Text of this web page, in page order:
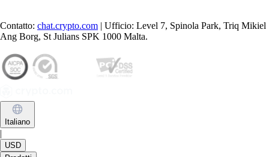
Contatto: chat.crypto.com | Ufficio: Level 7, Spinola Park, Triq Mikiel
Ang Borg, St Julians SPK 1000 Malta.
Italiano
|
USD